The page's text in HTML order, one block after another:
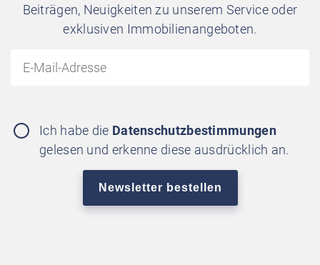
Beiträgen, Neuigkeiten zu unserem Service oder
exklusiven Immobilienangeboten.
Ich habe die Datenschutzbestimmungen
gelesen und erkenne diese ausdrücklich an.